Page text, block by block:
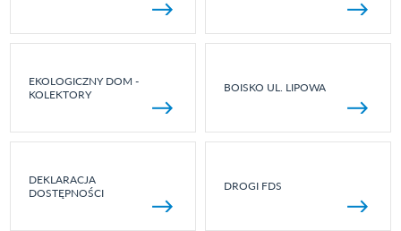
EKOLOGICZNY DOM -
KOLEKTORY
BOISKO UL. LIPOWA
DEKLARACJA
DOSTĘPNOŚCI
DROGI FDS